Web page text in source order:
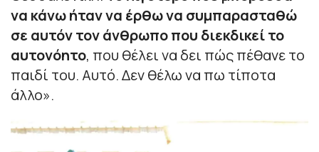
να κάνω ήταν να έρθω να συμπαρασταθώ
σε αυτόν τον άνθρωπο που διεκδικεί το
αυτονόητο, που θέλει να δει πώς πέθανε το
παιδί του. Αυτό. Δεν θέλω να πω τίποτα
άλλο».